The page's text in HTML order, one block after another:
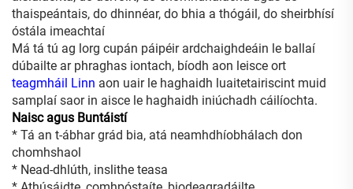
thaispeántais, do dhinnéar, do bhia a thógáil, do sheirbhísí
óstála imeachtaí
Má tá tú ag lorg cupán páipéir ardchaighdeáin le ballaí
dúbailte ar phraghas iontach, bíodh aon leisce ort
teagmháil Linn aon uair le haghaidh luaitetairiscint muid
samplaí saor in aisce le haghaidh iniúchadh cáilíochta.
Naisc agus Buntáistí
* Tá an t-ábhar grád bia, atá neamhdhíobhálach don
chomhshaol
* Nead-dhlúth, inslithe teasa